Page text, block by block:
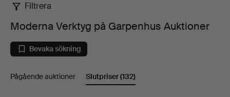
Moderna
Verktyg
på
Garpenhus
Filtrera
Moderna Verktyg på Garpenhus Auktioner
Bevaka sökning
Pågående auktioner Slutpriser(132)